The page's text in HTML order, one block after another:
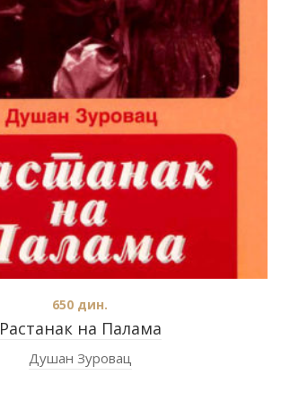
Растанак на Палама
650 дин.
Душан Зуровац